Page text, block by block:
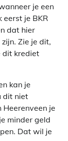
je een
je BKR
dat hier
Zie je dit,
dit krediet
kan je
dit niet
Heerenveen je
minder geld
Dat wil je